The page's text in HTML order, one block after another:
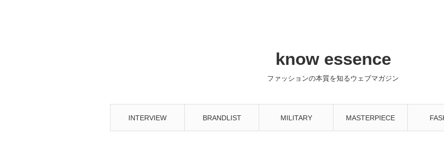
know essence
ファッションの本質を知るウェブマガジン
INTERVIEW BRANDLIST MILITARY MASTERPIECE